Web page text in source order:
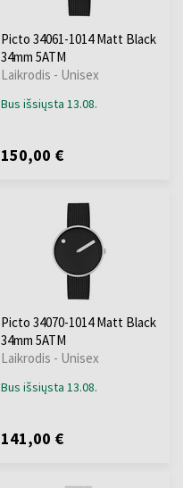
Picto 34061-1014 Matt Black
34mm 5ATM
Laikrodis - Unisex
Bus išsiųsta 13.08.
150,00 €
Picto 34070-1014 Matt Black
34mm 5ATM
Laikrodis - Unisex
Bus išsiųsta 13.08.
141,00 €